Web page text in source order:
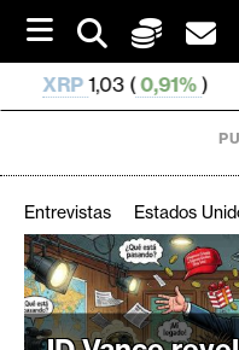
i
t
o
) SOL74,68 (
C
r
i
Entrevistas Estados